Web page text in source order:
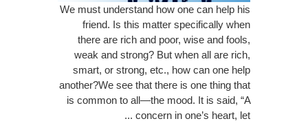
We must understand how one can help his
friend. Is this matter specifically when
there are rich and poor, wise and fools,
weak and strong? But when all are rich,
smart, or strong, etc., how can one help
another?We see that there is one thing that
is common to all—the mood. It is said, “A
concern in one’s heart, let ...